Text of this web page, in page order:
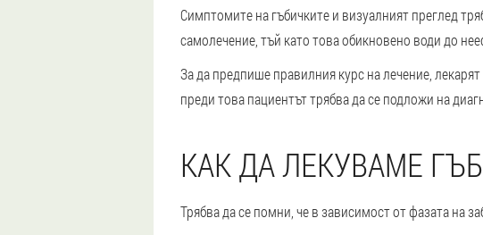
Симптомите на гъбичките и визуалният преглед
самолечение, тъй като това обикновено води до
За да предпише правилния курс на лечение,
преди това пациентът трябва да се подложи на
КАК ДА ЛЕКУВАМЕ
Трябва да се помни, че в зависимост от фазата на